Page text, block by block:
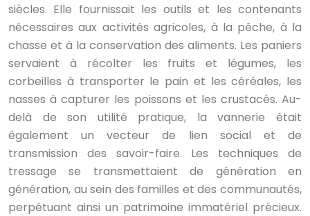
siècles. Elle fournissait les outils et les contenants
nécessaires aux activités agricoles, à la pêche, à la
chasse et à la conservation des aliments. Les paniers
servaient à récolter les fruits et légumes, les
corbeilles à transporter le pain et les céréales, les
nasses à capturer les poissons et les crustacés. Au-
delà de son utilité pratique, la vannerie était
également un vecteur de lien social et de
transmission des savoir-faire. Les techniques de
tressage se transmettaient de génération en
génération, au sein des familles et des communautés,
perpétuant ainsi un patrimoine immatériel précieux.